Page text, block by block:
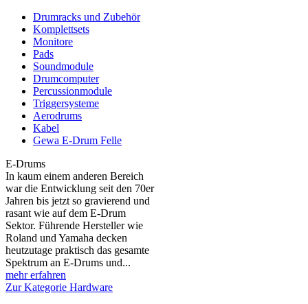
Drumracks und Zubehör
Komplettsets
Monitore
Pads
Soundmodule
Drumcomputer
Percussionmodule
Triggersysteme
Aerodrums
Kabel
Gewa E-Drum Felle
E-Drums
In kaum einem anderen Bereich
war die Entwicklung seit den 70er
Jahren bis jetzt so gravierend und
rasant wie auf dem E-Drum
Sektor. Führende Hersteller wie
Roland und Yamaha decken
heutzutage praktisch das gesamte
Spektrum an E-Drums und...
mehr erfahren
Zur Kategorie Hardware